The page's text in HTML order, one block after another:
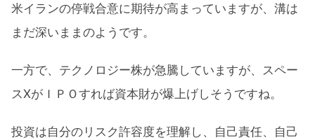
米イランの停戦合意に期待が高まっていますが、溝は
まだ深いままのようです。
一方で、テクノロジー株が急騰していますが、スペー
スXがＩＰＯすれば資本財が爆上げしそうですね。
投資は自分のリスク許容度を理解し、自己責任、自己